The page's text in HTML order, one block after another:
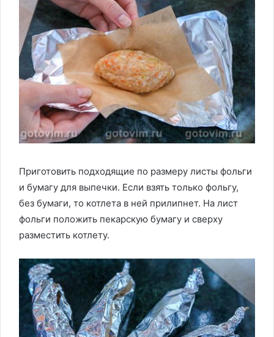
Приготовить подходящие по размеру листы фольги
и бумагу для выпечки. Если взять только фольгу,
без бумаги, то котлета в ней прилипнет. На лист
фольги положить пекарскую бумагу и сверху
разместить котлету.